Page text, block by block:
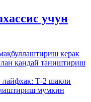
учун
керак
қандай таништириш
лайфхак: Т-2 шакли
мумкин